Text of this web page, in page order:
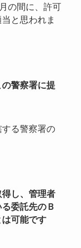
の間に、許可
と思われま
警察署に提
る警察署の
し、管理者
委託先のＢ
可能です